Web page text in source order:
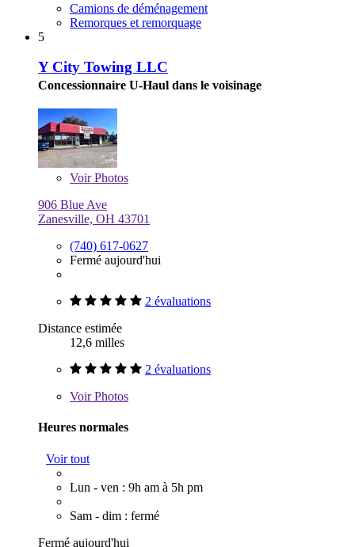
Camions de déménagement
Remorques et remorquage
5
Y City Towing LLC
Concessionnaire U-Haul dans le voisinage
VoirPhotos
906 Blue Ave
Zanesville, OH 43701
(740) 617-0627
Fermé aujourd'hui
2 évaluations
Distance estimée
12,6 milles
2 évaluations
VoirPhotos
Heures normales
Voir tout
Lun - ven : 9h am à 5h pm
Sam - dim : fermé
Fermé aujourd'hui